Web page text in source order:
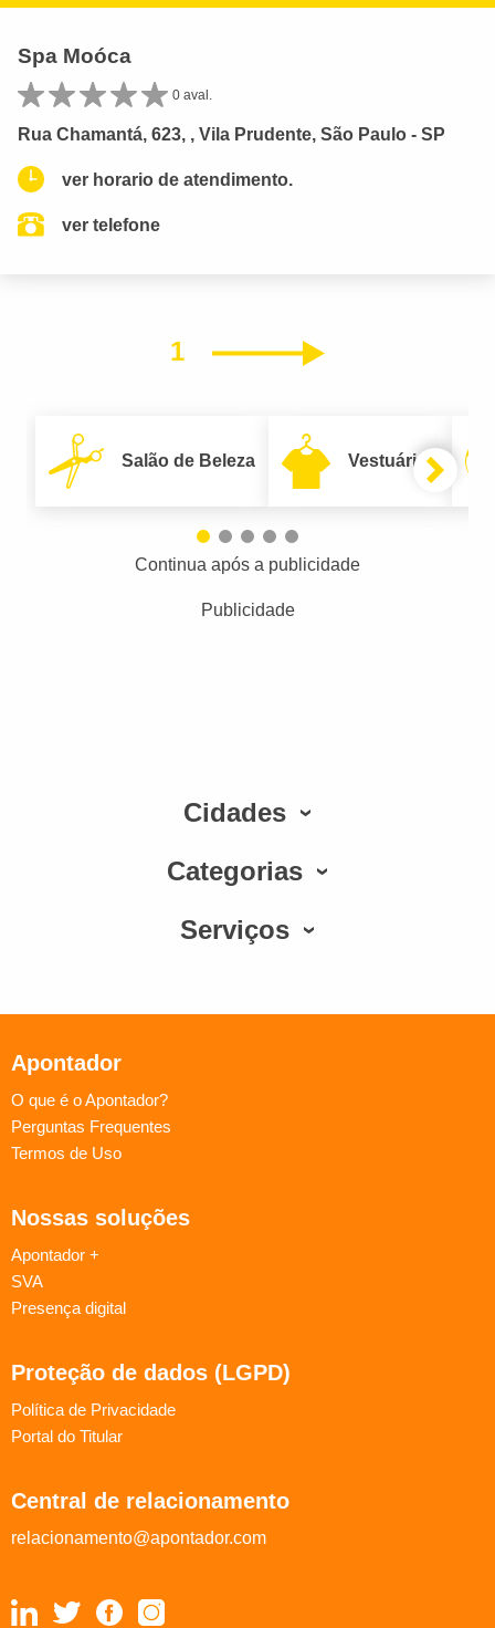
Spa Moóca
0 aval.
Rua Chamantá, 623, , Vila Prudente, São Paulo - SP
ver horario de atendimento.
ver telefone
1 Próximo
Salão de Beleza Vestuário
Continua após a publicidade
Publicidade
Cidades
Categorias
Serviços
Apontador
O que é o Apontador?
Perguntas Frequentes
Termos de Uso
Nossas soluções
Apontador +
SVA
Presença digital
Proteção de dados (LGPD)
Política de Privacidade
Portal do Titular
Central de relacionamento
relacionamento@apontador.com